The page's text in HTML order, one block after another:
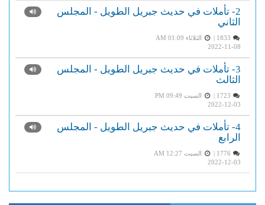
2- تأملات في حديث جبريل الطويل - المجلس
الثاني
الثلاثاء AM 01:09
2022-11-08
3- تأملات في حديث جبريل الطويل - المجلس
الثالث
السبت PM 09:49
2022-12-03
4- تأملات في حديث جبريل الطويل - المجلس
الرابع
السبت AM 12:27
2022-12-03